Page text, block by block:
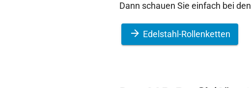
Dann schauen Sie einfach bei
Edelstahl-Rollenketten